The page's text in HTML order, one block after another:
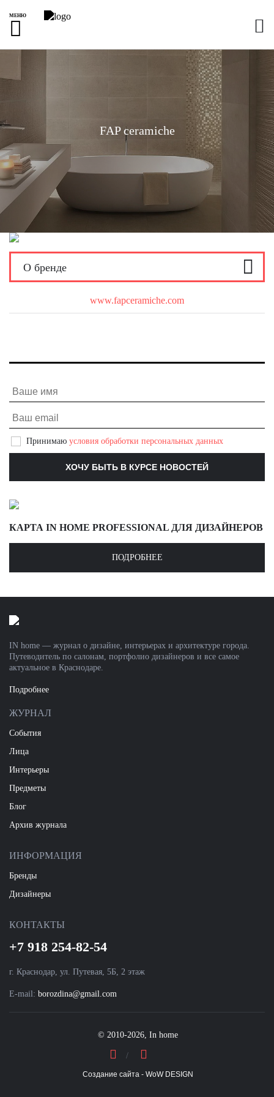
МЕНЮ
FAP ceramiche
О бренде
www.fapceramiche.com
Принимаю условия обработки персональных данных
КАРТА IN HOME PROFESSIONAL ДЛЯ ДИЗАЙНЕРОВ
ПОДРОБНЕЕ
IN home — журнал о дизайне, интерьерах и архитектуре города.
Путеводитель по салонам, портфолио дизайнеров и все самое
актуальное в Краснодаре.
Подробнее
ЖУРНАЛ
События
Лица
Интерьеры
Предметы
Блог
Архив журнала
ИНФОРМАЦИЯ
Бренды
Дизайнеры
КОНТАКТЫ
+7 918 254-82-54
г. Краснодар, ул. Путевая, 5Б, 2 этаж
E-mail: borozdina@gmail.com
© 2010-2026, In home
Создание сайта - WoW DESIGN